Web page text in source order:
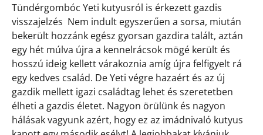
Tündérgombóc Yeti kutyusról is érkezett gazdis
visszajelzés Nem indult egyszerűen a sorsa, miután
bekerült hozzánk egész gyorsan gazdira talált, aztán
egy hét múlva újra a kennelrácsok mögé került és
hosszú ideig kellett várakoznia amíg újra felfigyelt rá
egy kedves család. De Yeti végre hazaért és az új
gazdik mellett igazi családtag lehet és szeretetben
élheti a gazdis életet. Nagyon örülünk és nagyon
hálásak vagyunk azért, hogy ez az imádnivaló kutyus